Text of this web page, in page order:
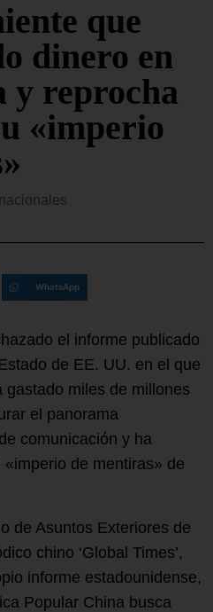
que
dinero en
y reprocha
«imperio
WhatsApp
el informe publicado
de EE. UU. en el que
miles de millones
el panorama
comunicación y ha
de mentiras» de
de Asuntos Exteriores de
chino ‘Global Times’,
informe estadounidense,
Popular China busca